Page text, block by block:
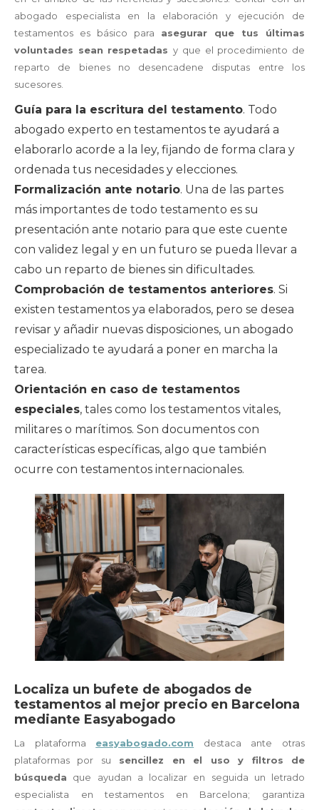
abogado especialista en la elaboración y ejecución de
testamentos es básico para asegurar que tus últimas
voluntades sean respetadasy que el procedimiento de
reparto de bienes no desencadene disputas entre los
sucesores.
Guía para la escritura del testamento. Todo
abogado experto en testamentos te ayudará a
elaborarlo acorde a la ley, fijando de forma clara y
ordenada tus necesidades y elecciones.
Formalización ante notario. Una de las partes
más importantes de todo testamento es su
presentación ante notario para que este cuente
con validez legal y en un futuro se pueda llevar a
cabo un reparto de bienes sin dificultades.
Comprobación de testamentos anteriores. Si
existen testamentos ya elaborados, pero se desea
revisar y añadir nuevas disposiciones, un abogado
especializado te ayudará a poner en marcha la
tarea.
Orientación en caso de testamentos
especiales, tales como los testamentos vitales,
militares o marítimos. Son documentos con
características específicas, algo que también
ocurre con testamentos internacionales.
Localiza un bufete de abogados de
testamentos al mejor precio en Barcelona
mediante Easyabogado
La plataforma easyabogado.com destaca ante otras
plataformas por su sencillez en el uso y filtros de
búsqueda que ayudan a localizar en seguida un letrado
especialista en testamentos en Barcelona; garantiza